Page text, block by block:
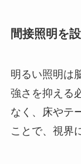
間接照明を
明るい照明は
強さを抑える
なく、床やテ
ことで、視界